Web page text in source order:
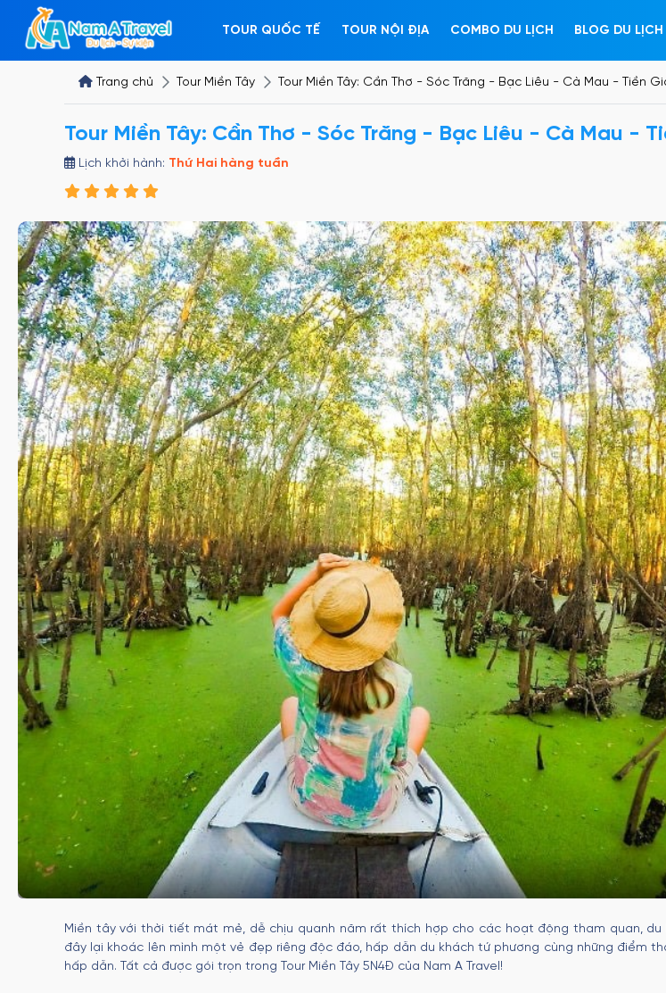
TOUR QUỐC TẾ TOUR NỘI ĐỊA COMBO DU LỊCH BLOG DU LỊCH
Trang chủ Tour Miền Tây Tour Miền Tây: Cần Thơ - Sóc Trăng - Bạc Liêu - Cà Mau - Tiền
Tour Miền Tây: Cần Thơ - Sóc Trăng - Bạc Liêu - Cà Mau -
Lịch khởi hành: Thứ Hai hàng tuần
Miền tây với thời tiết mát mẻ, dễ chịu quanh năm rất thích hợp cho các hoạt động tham quan, du
đây lại khoác lên mình một vẻ đẹp riêng độc đáo, hấp dẫn du khách tứ phương cùng những điểm
hấp dẫn. Tất cả được gói trọn trong Tour Miền Tây 5N4Đ của Nam A Travel!